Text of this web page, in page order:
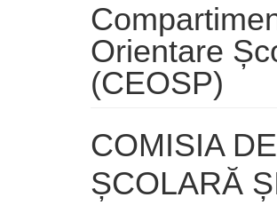
Orientare
(CEOSP)
COMISIA
ȘCOLARĂ